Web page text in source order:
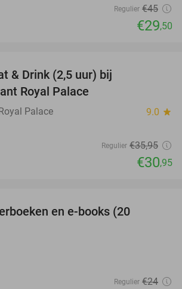
Regulier €45
€29,50
& Drink (2,5 uur) bij
Royal Palace
Palace 9.0 star
Regulier €35,95
€30,95
en e-books (20
Regulier €24